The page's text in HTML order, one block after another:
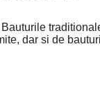
dar si de